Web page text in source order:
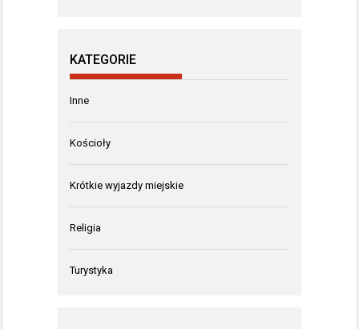
KATEGORIE
Inne
Kościoły
Krótkie wyjazdy miejskie
Religia
Turystyka